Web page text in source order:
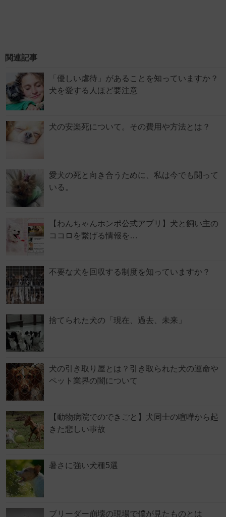
関連記事
「優しい虐待」があることを知っていますか？
犬を愛する人ほど要注意
犬の安楽死について。その費用や方法とは？
愛犬の死と向き合うために、私は今でも闘って
いる。
【わんちゃんホンポ公式アプリ】犬と飼い主の
ココロを繋げる情報を…
不要な犬を回収する制度を知っていますか？
捨てられた犬の「現在、過去、未来」
犬の引き取り屋とは？引き取られた犬の運命や
ペット業界の闇について
【動物病院でのできごと】犬同士の喧嘩から起
きた悲しい事故
暑さに強い犬種5選
ブリーダー崩壊の現場で僕が見たものとは